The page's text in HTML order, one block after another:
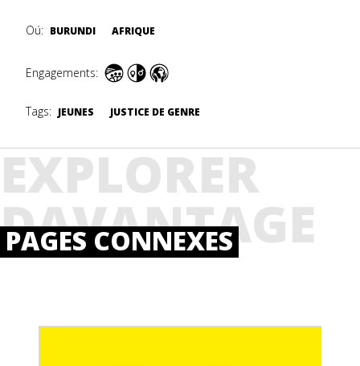
Oú: BURUNDI AFRIQUE
Engagements:
Tags: JEUNES JUSTICE DE GENRE
EXPLORER
DAVANTAGE
PAGES CONNEXES